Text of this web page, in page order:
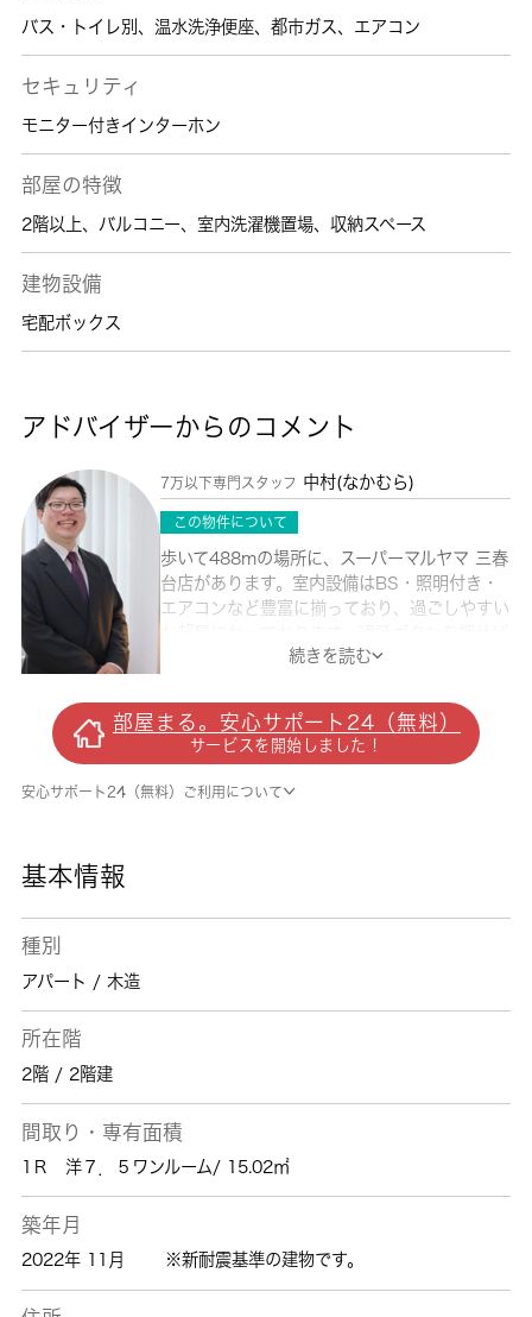
バス・トイレ別 、 温水洗浄便座、 都市ガス、 エアコン
セキュリティ
モニター付きインターホン
部屋の特徴
2階以上、 バルコニー、 室内洗濯機置場、 収納スペース
建物設備
宅配ボックス
アドバイザーからのコメント
7万以下専門スタッフ 中村(なかむら)
この物件について
歩いて488mの場所に、スーパーマルヤマ 三春
台店があります。室内設備はBS・照明付き・
エアコンなど豊富に揃っており、過ごしやすい
相手の声が聞けるので、会話したうえで直接会
す。IHクッキングヒーターは火が発生しないの
で火災のリスクを減らせます。お部屋選びには
欠かせない内覧も、空き部屋であればスムーズ
です。駐輪場付きのアパートです。横浜市西区
続きを読む
部屋まる。安心サポート24（無料）
サービスを開始しました！
安心サポート24（無料）ご利用について
基本情報
種別
アパート / 木造
所在階
2階 / 2階建
間取り・専有面積
1Ｒ 洋７．５ワンルーム/ 15.02㎡
築年月
2022年 11月 ※新耐震基準の建物です。